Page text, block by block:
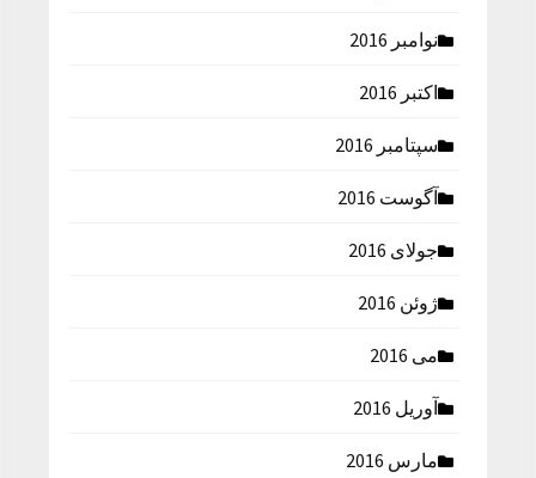
نوامبر 2016
اکتبر 2016
سپتامبر 2016
آگوست 2016
جولای 2016
ژوئن 2016
می 2016
آوریل 2016
مارس 2016